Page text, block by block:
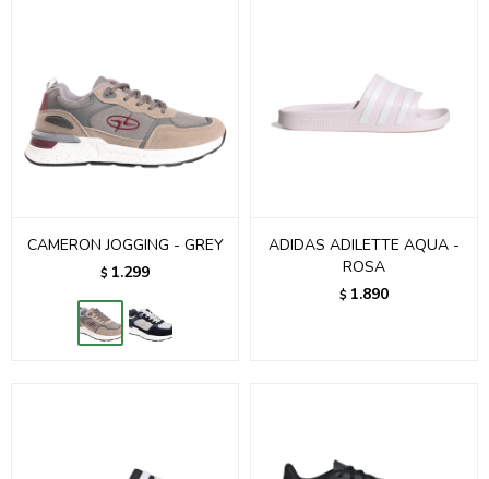
CAMERON JOGGING - GREY
$ 1.299
ADIDAS ADILETTE AQUA -
ROSA
$ 1.890